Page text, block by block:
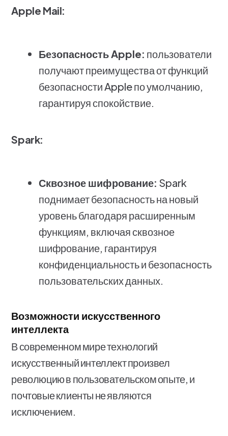
Apple Mail:
Безопасность Apple: пользователи
получают преимущества от функций
безопасности Apple по умолчанию,
гарантируя спокойствие.
Spark:
Сквозное шифрование: Spark
поднимает безопасность на новый
уровень благодаря расширенным
функциям, включая сквозное
шифрование, гарантируя
конфиденциальность и безопасность
пользовательских данных.
Возможности искусственного
интеллекта
В современном мире технологий
искусственный интеллект произвел
революцию в пользовательском опыте, и
почтовые клиенты не являются
исключением.